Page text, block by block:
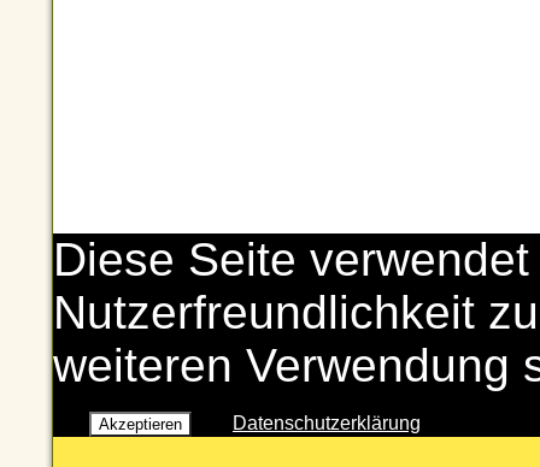
Diese Seite
Nutzerfreundlichkeit
weiteren Verwendung
Akzeptieren Datenschutzerklärung